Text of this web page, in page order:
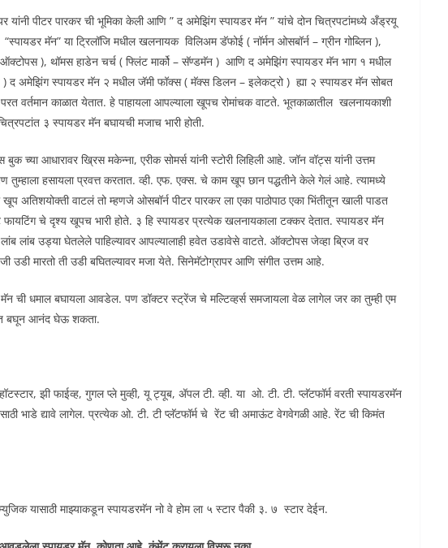
यांनी पीटर पारकर ची भूमिका केली आणि ” द अमेझिंग स्पायडर मॅन ” यांचे दोन चित्रपटांमध्ये अँड्रयू
मॅन” या ट्रिलॉजि मधील खलनायक विलिअम डॅफोई ( नॉर्मन ओसबॉर्न – ग्रीन गोब्लिन ),
), थॉमस हाडेन चर्च ( फ्लिंट मार्को – सॅण्डमॅन ) आणि द अमेझिंग स्पायडर मॅन भाग १ मधील
) द अमेझिंग स्पायडर मॅन २ मधील जॅमी फॉक्स ( मॅक्स डिलन – इलेकट्रो ) ह्या २ स्पायडर मॅन सोबत
काळात येतात. हे पाहायला आपल्याला खूपच रोमांचक वाटते. भूतकाळातील खलनायकाशी
३ स्पायडर मॅन बघायची मजाच भारी होती.
च्या आधारावर ख्रिस मकेन्ना, एरीक सोमर्स यांनी स्टोरी लिहिली आहे. जॉन वॉट्स यांनी उत्तम
तुम्हाला हसायला प्रवत्त करतात. व्ही. एफ. एक्स. चे काम खूप छान पद्धतीने केले गेलं आहे. त्यामध्ये
अतिशयोक्ती वाटलं तो म्हणजे ओसबॉर्न पीटर पारकर ला एका पाठोपाठ एका भिंतीतून खाली पाडत
फायटिंग चे दृश्य खूपच भारी होते. ३ हि स्पायडर प्रत्येक खलनायकाला टक्कर देतात. स्पायडर मॅन
लांब उड्या घेतलेले पाहिल्यावर आपल्यालाही हवेत उडावेसे वाटते. ऑक्टोपस जेव्हा ब्रिज वर
उडी मारतो ती उडी बघितल्यावर मजा येते. सिनेमॅटोग्रापर आणि संगीत उत्तम आहे.
ची धमाल बघायला आवडेल. पण डॉक्टर स्ट्रेंज चे मल्टिव्हर्स समजायला वेळ लागेल जर का तुम्ही एम
बघून आनंद घेऊ शकता.
झी फाईव्ह, गुगल प्ले मुव्ही, यू ट्यूब, ॲपल टी. व्ही. या ओ. टी. टी. प्लॅटफॉर्म वरती स्पायडरमॅन
भाडे द्यावे लागेल. प्रत्येक ओ. टी. टी प्लॅटफॉर्म चे रेंट ची अमाऊंट वेगवेगळी आहे. रेंट ची किमंत
यासाठी माझ्याकडून स्पायडरमॅन नो वे होम ला ५ स्टार पैकी ३. ७ स्टार देईन.